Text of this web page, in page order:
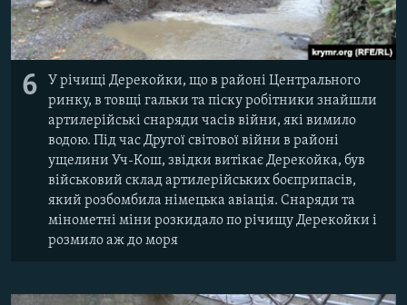
6
У річищі Дерекойки, що в районі Центрального
ринку, в товщі гальки та піску робітники знайшли
артилерійські снаряди часів війни, які вимило
водою. Під час Другої світової війни в районі
ущелини Уч-Кош, звідки витікає Дерекойка, був
військовий склад артилерійських боєприпасів,
який розбомбила німецька авіація. Снаряди та
мінометні міни розкидало по річищу Дерекойки і
розмило аж до моря